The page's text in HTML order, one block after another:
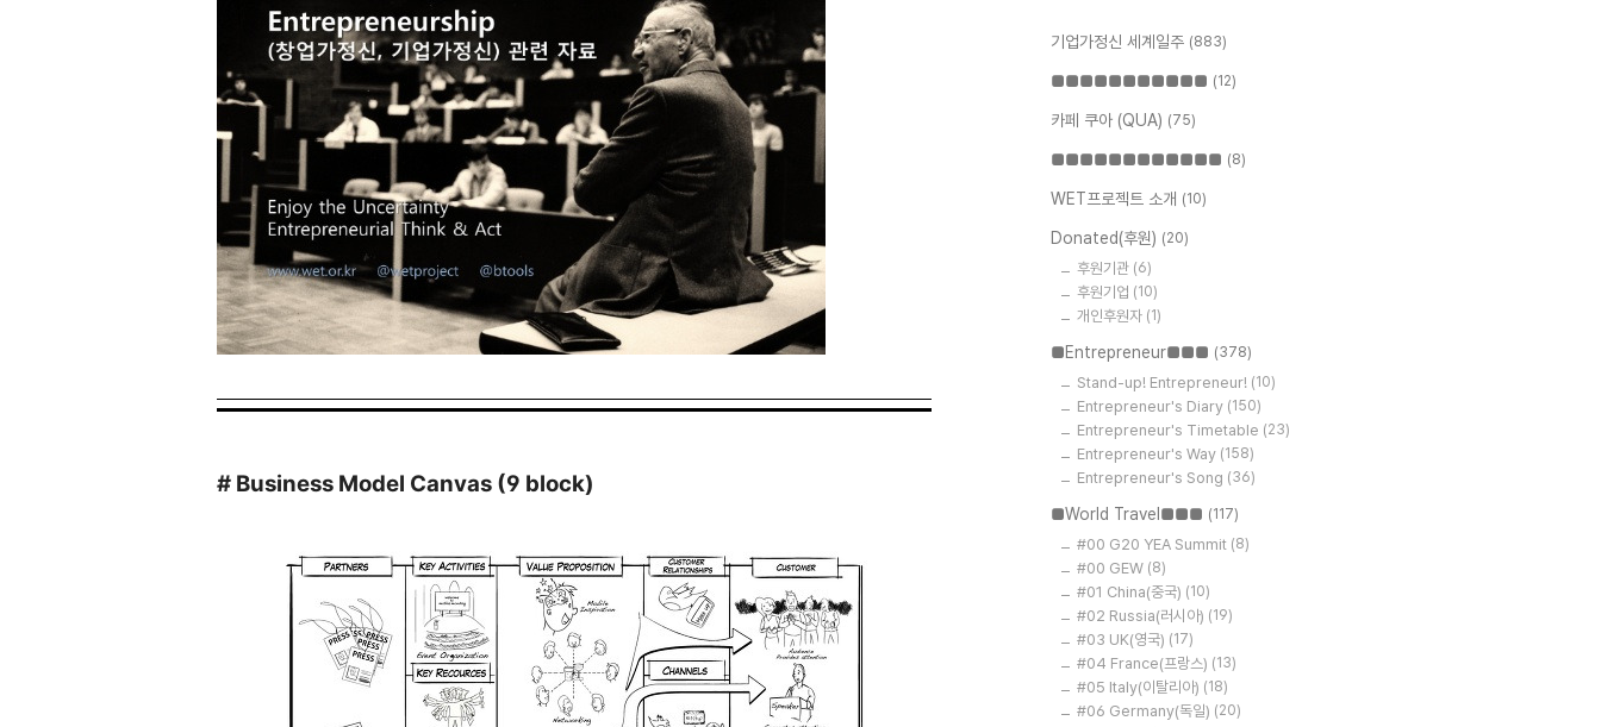
# Business Model Canvas (9 block)
기업가정신 세계일주 (883)
■■■■■■■■■■■ (12)
카페 쿠아 (QUA) (75)
■■■■■■■■■■■■ (8)
WET프로젝트 소개 (10)
Donated(후원) (20)
후원기관 (6)
후원기업 (10)
개인후원자 (1)
■Entrepreneur■■■ (378)
Stand-up! Entrepreneur! (10)
Entrepreneur's Diary (150)
Entrepreneur's Timetable (23)
Entrepreneur's Way (158)
Entrepreneur's Song (36)
■World Travel■■■ (117)
#00 G20 YEA Summit (8)
#00 GEW (8)
#01 China(중국) (10)
#02 Russia(러시아) (19)
#03 UK(영국) (17)
#04 France(프랑스) (13)
#05 Italy(이탈리아) (18)
#06 Germany(독일) (20)